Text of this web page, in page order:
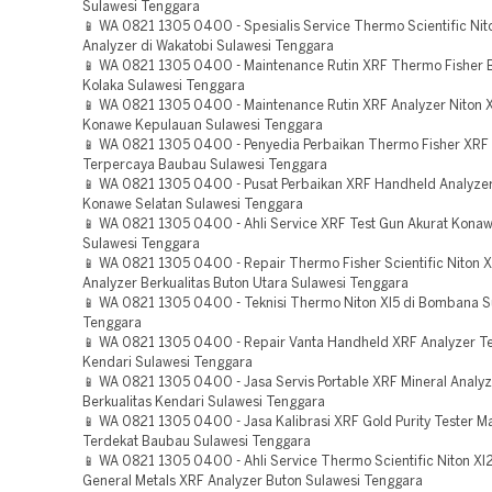
Sulawesi Tenggara
📱 WA 0821 1305 0400 - Spesialis Service Thermo Scientific
Analyzer di Wakatobi Sulawesi Tenggara
📱 WA 0821 1305 0400 - Maintenance Rutin XRF Thermo Fisher
Kolaka Sulawesi Tenggara
📱 WA 0821 1305 0400 - Maintenance Rutin XRF Analyzer Niton
Konawe Kepulauan Sulawesi Tenggara
📱 WA 0821 1305 0400 - Penyedia Perbaikan Thermo Fisher XRF
Terpercaya Baubau Sulawesi Tenggara
📱 WA 0821 1305 0400 - Pusat Perbaikan XRF Handheld
Konawe Selatan Sulawesi Tenggara
📱 WA 0821 1305 0400 - Ahli Service XRF Test Gun Akurat
Sulawesi Tenggara
📱 WA 0821 1305 0400 - Repair Thermo Fisher Scientific Niton
Analyzer Berkualitas Buton Utara Sulawesi Tenggara
📱 WA 0821 1305 0400 - Teknisi Thermo Niton Xl5 di Bombana
Tenggara
📱 WA 0821 1305 0400 - Repair Vanta Handheld XRF Analyzer
Kendari Sulawesi Tenggara
📱 WA 0821 1305 0400 - Jasa Servis Portable XRF Mineral
Berkualitas Kendari Sulawesi Tenggara
📱 WA 0821 1305 0400 - Jasa Kalibrasi XRF Gold Purity Tester
Terdekat Baubau Sulawesi Tenggara
📱 WA 0821 1305 0400 - Ahli Service Thermo Scientific Niton
General Metals XRF Analyzer Buton Sulawesi Tenggara